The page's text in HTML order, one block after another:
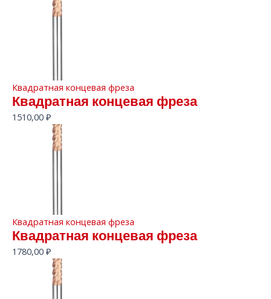
Квадратная концевая фреза
Квадратная концевая фреза
1510,00 ₽
Квадратная концевая фреза
Квадратная концевая фреза
1780,00 ₽